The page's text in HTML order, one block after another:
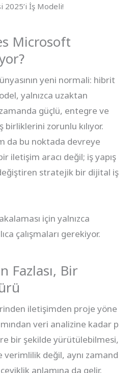
Microsoft
yeni normali: hibrit
yalnızca uzaktan
zamanda güçlü, entegre ve
zorunlu kılıyor.
da bu noktada devreye
iletişim aracı değil; iş yapış
stratejik bir dijital iş
için yalnızca
çalışmaları gerekiyor.
Fazlası, Bir
iletişimden proje yöne
veri analizine kadar p
bir şekilde yürütülebilmesi,
verimlilik değil, aynı zamand
anlamına da gelir.